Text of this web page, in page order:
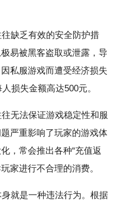
缺乏有效的安全防护措
易被黑客盗取或泄露，导
私服游戏而遭受经济损失
损失金额高达500元。
无法保证游戏稳定性和服
严重影响了玩家的游戏体
，常会推出各种“充值返
家进行不合理的消费。
就是一种违法行为。根据